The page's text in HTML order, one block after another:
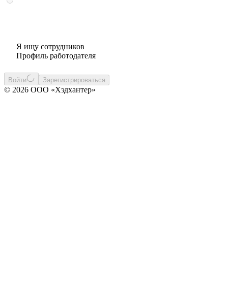
Я ищу сотрудников
Профиль работодателя
Войти Зарегистрироваться
© 2026 ООО «Хэдхантер»